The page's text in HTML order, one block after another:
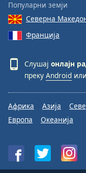
Популарни земји
Северна
Франција
Слушај онлајн
преку Android или
Африка Азија
Европа
Океанија